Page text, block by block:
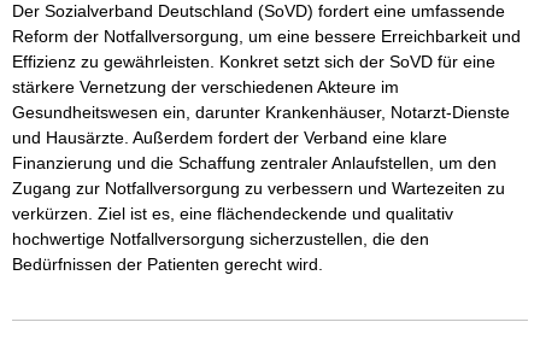
Der Sozialverband Deutschland (SoVD) fordert eine umfassende
Reform der Notfallversorgung, um eine bessere Erreichbarkeit und
Effizienz zu gewährleisten. Konkret setzt sich der SoVD für eine
stärkere Vernetzung der verschiedenen Akteure im
Gesundheitswesen ein, darunter Krankenhäuser, Notarzt-Dienste
und Hausärzte. Außerdem fordert der Verband eine klare
Finanzierung und die Schaffung zentraler Anlaufstellen, um den
Zugang zur Notfallversorgung zu verbessern und Wartezeiten zu
verkürzen. Ziel ist es, eine flächendeckende und qualitativ
hochwertige Notfallversorgung sicherzustellen, die den
Bedürfnissen der Patienten gerecht wird.